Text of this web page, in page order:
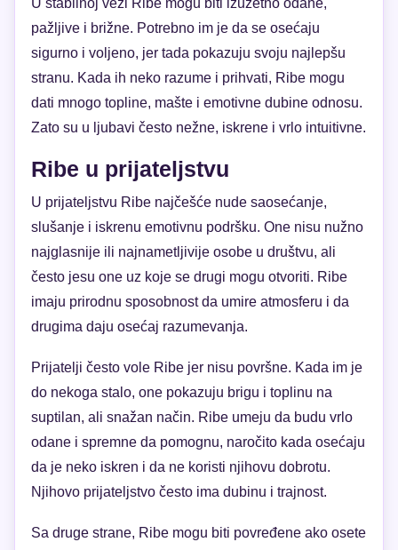
U stabilnoj vezi Ribe mogu biti izuzetno odane,
pažljive i brižne. Potrebno im je da se osećaju
sigurno i voljeno, jer tada pokazuju svoju najlepšu
stranu. Kada ih neko razume i prihvati, Ribe mogu
dati mnogo topline, mašte i emotivne dubine odnosu.
Zato su u ljubavi često nežne, iskrene i vrlo intuitivne.
Ribe u prijateljstvu
U prijateljstvu Ribe najčešće nude saosećanje,
slušanje i iskrenu emotivnu podršku. One nisu nužno
najglasnije ili najnametljivije osobe u društvu, ali
često jesu one uz koje se drugi mogu otvoriti. Ribe
imaju prirodnu sposobnost da umire atmosferu i da
drugima daju osećaj razumevanja.
Prijatelji često vole Ribe jer nisu površne. Kada im je
do nekoga stalo, one pokazuju brigu i toplinu na
suptilan, ali snažan način. Ribe umeju da budu vrlo
odane i spremne da pomognu, naročito kada osećaju
da je neko iskren i da ne koristi njihovu dobrotu.
Njihovo prijateljstvo često ima dubinu i trajnost.
Sa druge strane, Ribe mogu biti povređene ako osete